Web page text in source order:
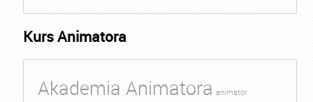
Kurs Animatora
Akademia Animatora animator